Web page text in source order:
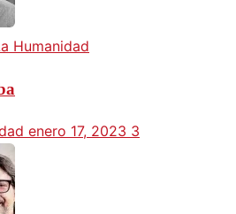
Humanidad
enero 17, 2023 3